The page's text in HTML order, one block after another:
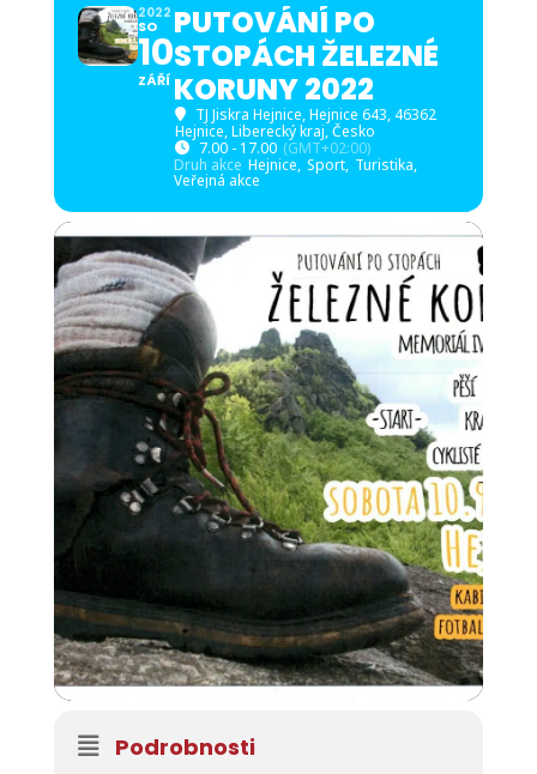
2022
SO
10
ZÁŘÍ
PUTOVÁNÍ PO
STOPÁCH ŽELEZNÉ
KORUNY 2022
TJ Jiskra Hejnice, Hejnice 643, 46362
Hejnice, Liberecký kraj, Česko
7.00 - 17.00 (GMT+02:00)
Druh akce Hejnice, Sport, Turistika,
Veřejná akce
Podrobnosti